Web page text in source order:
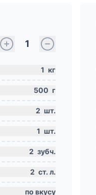
1
1 кг
500 г
2 шт.
1 шт.
2 зубч.
2 ст. л.